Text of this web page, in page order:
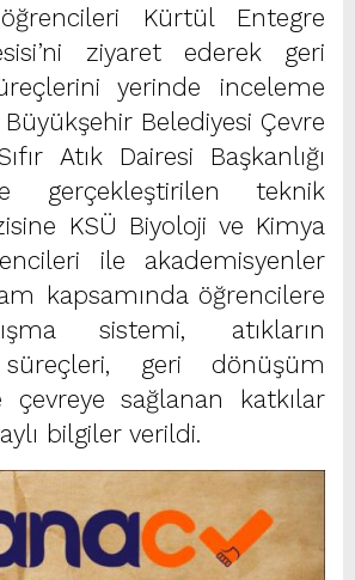
Kürtül Entegre
ziyaret ederek geri
yerinde inceleme
Belediyesi Çevre
Atık Dairesi Başkanlığı
gerçekleştirilen teknik
KSÜ Biyoloji ve Kimya
ile akademisyenler
kapsamında öğrencilere
sistemi, atıkların
süreçleri, geri dönüşüm
çevreye sağlanan katkılar
bilgiler verildi.